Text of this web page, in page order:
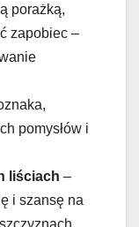
porażką,
zapobiec –
pomysłów i
liściach –
i szansę na